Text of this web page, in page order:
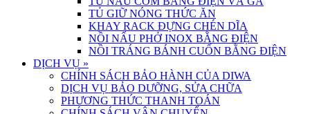
TỦ GIỮ NÓNG THỨC ĂN
KHAY RACK ĐỰNG CHÉN DĨA
NỒI NẤU PHỞ INOX BẰNG ĐIỆN
NỒI TRÁNG BÁNH CUỐN BẰNG ĐIỆN
DỊCH VỤ »
CHÍNH SÁCH BẢO HÀNH CỦA DIWA
DỊCH VỤ BẢO DƯỠNG, SỬA CHỮA
PHƯƠNG THỨC THANH TOÁN